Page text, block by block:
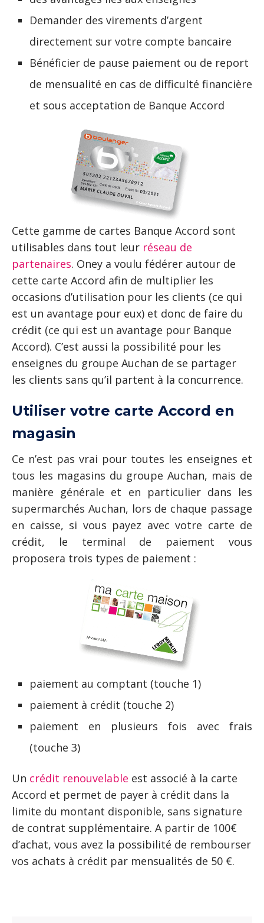
Demander des virements d’argent
directement sur votre compte bancaire
Bénéficier de pause paiement ou de report
de mensualité en cas de difficulté financière
et sous acceptation de Banque Accord
Cette gamme de cartes Banque Accord sont
utilisables dans tout leur réseau de
partenaires. Oney a voulu fédérer autour de
cette carte Accord afin de multiplier les
occasions d’utilisation pour les clients (ce qui
est un avantage pour eux) et donc de faire du
crédit (ce qui est un avantage pour Banque
Accord). C’est aussi la possibilité pour les
enseignes du groupe Auchan de se partager
les clients sans qu’il partent à la concurrence.
Utiliser votre carte Accord en
magasin
Ce n’est pas vrai pour toutes les enseignes et
tous les magasins du groupe Auchan, mais de
manière générale et en particulier dans les
supermarchés Auchan, lors de chaque passage
en caisse, si vous payez avec votre carte de
crédit, le terminal de paiement vous
proposera trois types de paiement :
paiement au comptant (touche 1)
paiement à crédit (touche 2)
paiement en plusieurs fois avec frais
(touche 3)
Un crédit renouvelable est associé à la carte
Accord et permet de payer à crédit dans la
limite du montant disponible, sans signature
de contrat supplémentaire. A partir de 100€
d’achat, vous avez la possibilité de rembourser
vos achats à crédit par mensualités de 50 €.